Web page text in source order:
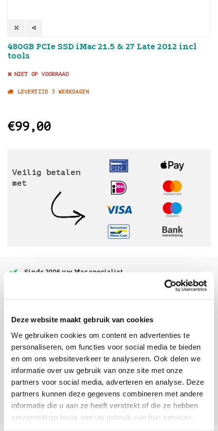
Deze website maakt gebruik van cookies
We gebruiken cookies om content en advertenties te
personaliseren, om functies voor social media te bieden
en om ons websiteverkeer te analyseren. Ook delen we
informatie over uw gebruik van onze site met onze
partners voor social media, adverteren en analyse. Deze
partners kunnen deze gegevens combineren met andere
informatie die u aan ze heeft verstrekt of die ze hebben
verzameld op basis van uw gebruik van hun services.
480GB PCIe SSD iMac 21.5 & 27 Late 2012 incl
tools
NIET OP VOORRAAD
LEVERTIJD 3 WERKDAGEN
€99,00
Veilig betalen
met
Sinds 2006 uw Mac specialist
beoordelingen